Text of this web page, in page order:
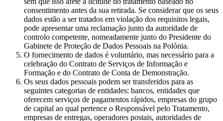
consentimento antes da sua retirada. Se considerar que os seus
dados estão a ser tratados em violação dos requisitos legais,
pode apresentar uma reclamação junto da autoridade de
controlo competente, nomeadamente junto do Presidente do
Gabinete de Proteção de Dados Pessoais na Polónia.
O fornecimento de dados é voluntário, mas necessário para a
celebração do Contrato de Serviços de Informação e
Formação e do Contrato de Conta de Demonstração.
Os seus dados pessoais podem ser transferidos para as
seguintes categorias de entidades: bancos, entidades que
oferecem serviços de pagamentos rápidos, empresas do grupo
de capital ao qual pertence o Responsável pelo Tratamento,
empresas de entregas, operadores postais, autoridades de